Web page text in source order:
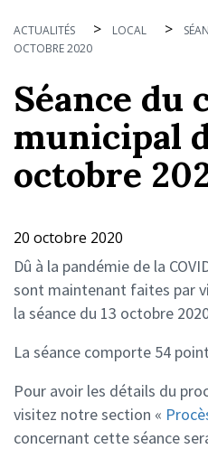
ACTUALITÉS > LOCAL >
OCTOBRE 2020
Séance du
municipal
octobre
20 octobre 2020
Dû à la pandémie de la
sont maintenant faites par
la séance du 13 octobre
La séance comporte 54
Pour avoir les détails du
visitez notre section «
concernant cette séance